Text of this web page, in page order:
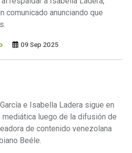
comunicado anunciando que
09 Sep 2025
e Isabella Ladera sigue en
luego de la difusión de
de contenido venezolana
Beéle.